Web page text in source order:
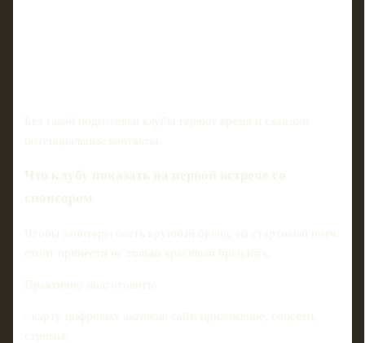
Без такой подготовки клубы теряют время и сжигают
потенциальные контакты.
Что клубу показать на первой встрече со
спонсором
Чтобы заинтересовать крупный бренд, на стартовый питч
стоит принести не только красивый брендбук.
Практично подготовить:
- карту цифровых активов: сайт, приложение, соцсети,
стримы;